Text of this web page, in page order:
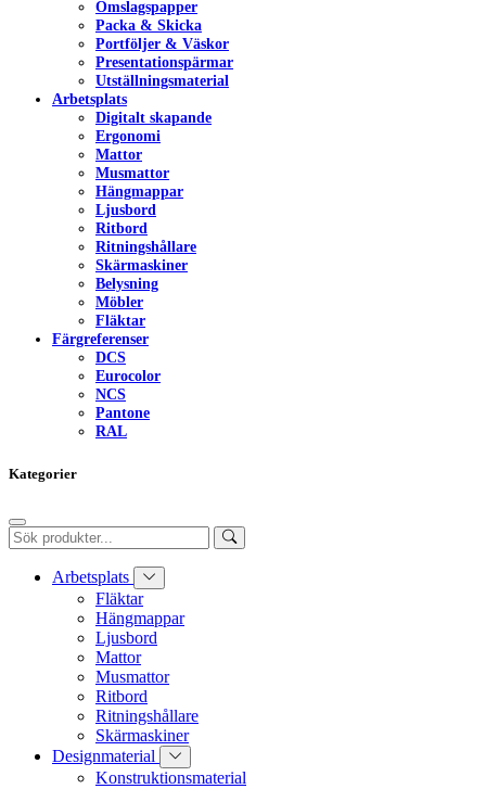
Omslagspapper
Packa & Skicka
Portföljer & Väskor
Presentationspärmar
Utställningsmaterial
Arbetsplats
Digitalt skapande
Ergonomi
Mattor
Musmattor
Hängmappar
Ljusbord
Ritbord
Ritningshållare
Skärmaskiner
Belysning
Möbler
Fläktar
Färgreferenser
DCS
Eurocolor
NCS
Pantone
RAL
Kategorier
Arbetsplats
Fläktar
Hängmappar
Ljusbord
Mattor
Musmattor
Ritbord
Ritningshållare
Skärmaskiner
Designmaterial
Konstruktionsmaterial